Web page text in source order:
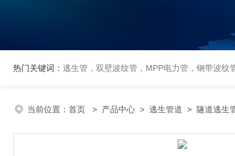
热门关键词： 逃生管，双壁波纹管，MPP电力管，钢带波纹
当前位置： 首页 > 产品中心 > 逃生管道 > 隧道逃生